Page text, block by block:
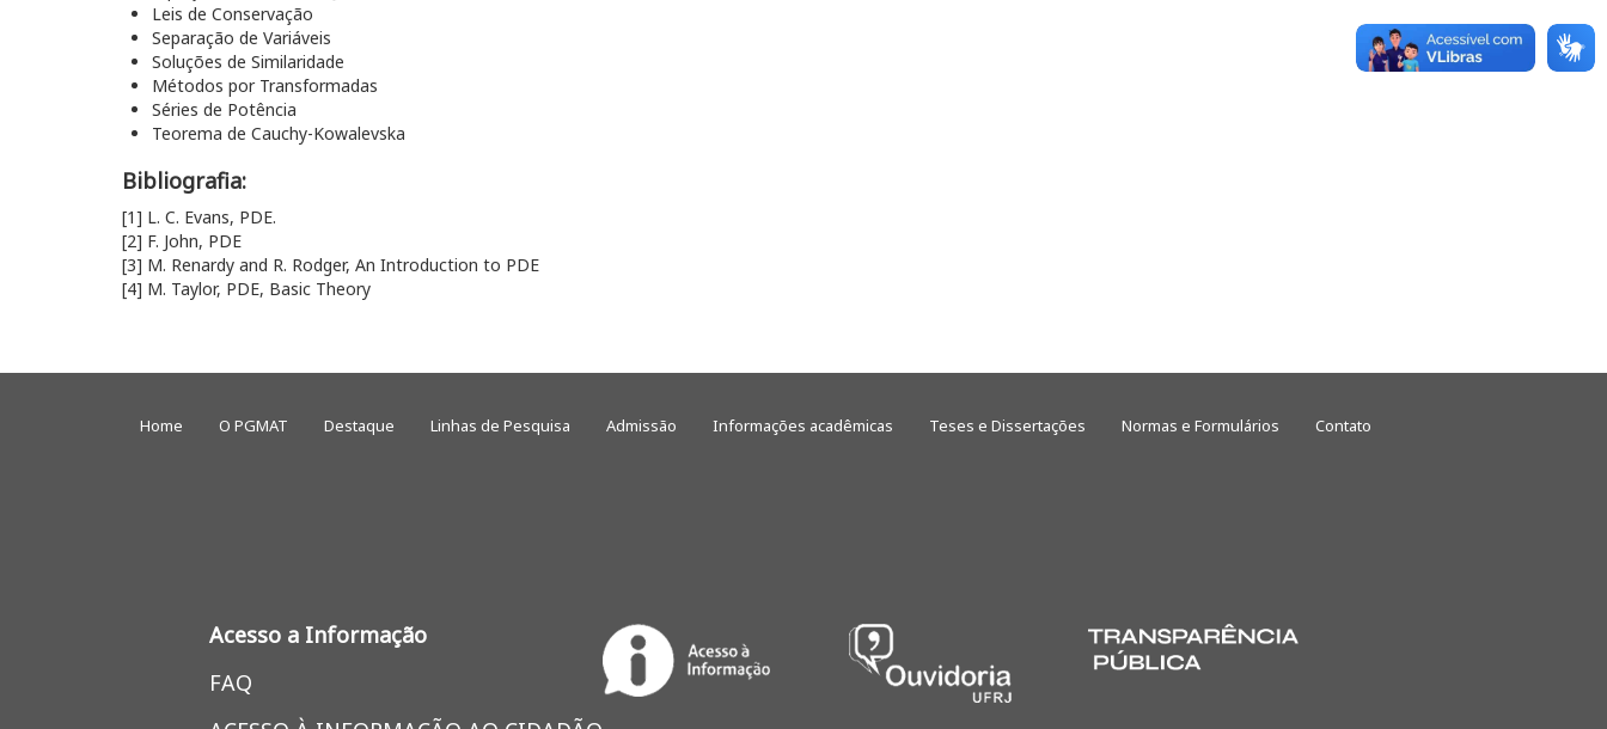
Leis de Conservação
Separação de Variáveis
Soluções de Similaridade
Métodos por Transformadas
Séries de Potência
Teorema de Cauchy-Kowalevska
Bibliografia:
[1] L. C. Evans, PDE.
[2] F. John, PDE
[3] M. Renardy and R. Rodger, An Introduction to PDE
[4] M. Taylor, PDE, Basic Theory
Home O PGMAT Destaque Linhas de Pesquisa Admissão Informações acadêmicas Teses e Dissertações Normas e Formulários Contato
Acesso a Informação
FAQ